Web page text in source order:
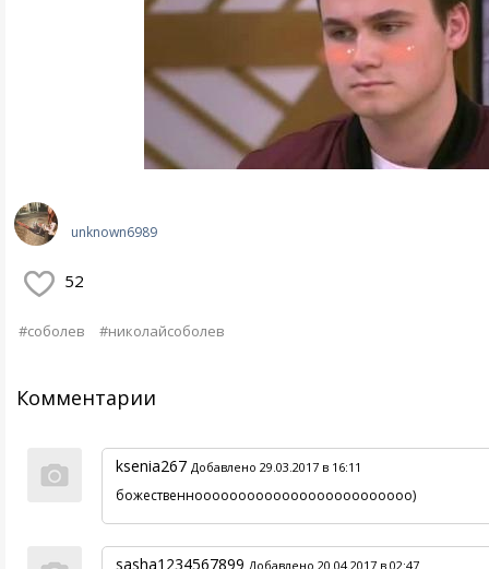
unknown6989
52
#соболев #николайсоболев
Комментарии
ksenia267 Добавлено 29.03.2017 в 16:11
божественнооооооооооооооооооооооооо)
sasha1234567899 Добавлено 20.04.2017 в 02:47